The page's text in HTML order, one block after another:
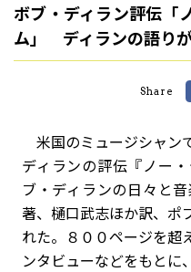
ボブ・ディラン評伝「
ム」 ディランの語り
Share
米国のミュージシャン
ディランの評伝『ノー
ブ・ディランの日々と
著、樋口武志ほか訳、ポ
れた。８００ページを超
ンタビューなどをもとに